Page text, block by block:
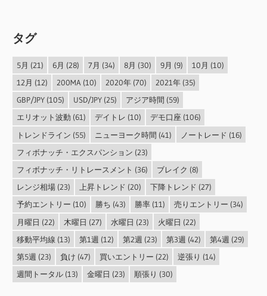
タグ
5月 (21) 6月 (28) 7月 (34) 8月 (30) 9月 (9) 10月 (10)
12月 (12) 200MA (10) 2020年(70) 2021年(35)
GBP/JPY(105) USD/JPY(25) アジア時間 (59)
エリオット波動 (61) デイトレ (10) デモ口座 (106)
トレンドライン (55) ニューヨーク時間 (41) ノートレード (16)
フィボナッチ・エクスパンション (23)
フィボナッチ・リトレースメント (36) ブレイク (8)
レンジ相場(23) 上昇トレンド (20) 下降トレンド (27)
予約エントリー (10) 勝ち (43) 勝率(11) 売りエントリー (34)
月曜日 (22) 木曜日 (27) 水曜日 (23) 火曜日 (22)
移動平均線 (13) 第1週 (12) 第2週 (23) 第3週 (42) 第4週 (29)
第5週 (23) 負け (47) 買いエントリー (22) 逆張り (14)
週間トータル(13) 金曜日 (23) 順張り (30)